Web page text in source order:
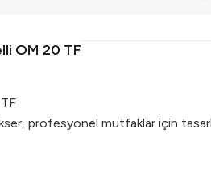
OM 20 TF
profesyonel mutfaklar için